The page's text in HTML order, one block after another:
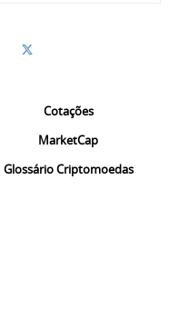
Cotações
MarketCap
Glossário Criptomoedas